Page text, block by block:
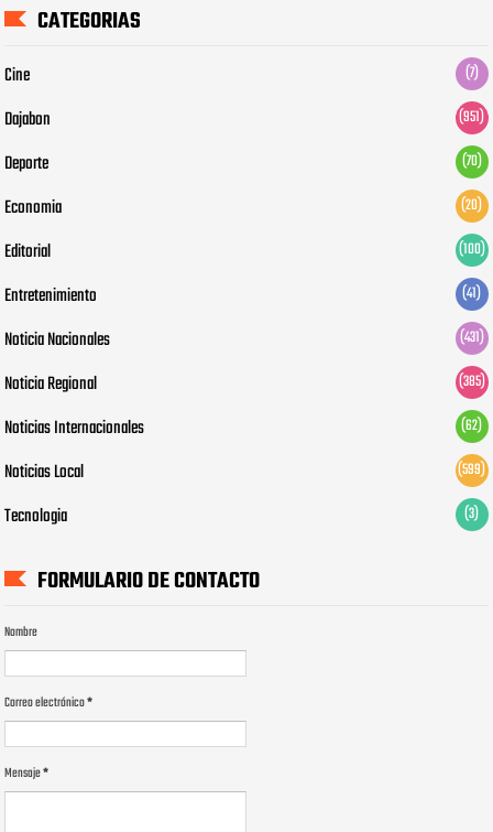
CATEGORIAS
Cine (7)
Dajabon (951)
Deporte (70)
Economia (20)
Editorial (100)
Entretenimiento (41)
Noticia Nacionales (431)
Noticia Regional (385)
Noticias Internacionales (62)
Noticias Local (599)
Tecnologia (3)
FORMULARIO DE CONTACTO
Nombre
Correo electrónico*
Mensaje*